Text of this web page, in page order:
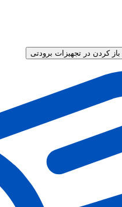
باز کردن در تجهیزات برودتی